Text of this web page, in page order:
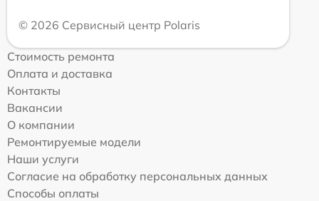
© 2026 Сервисный центр Polaris
Стоимость ремонта
Оплата и доставка
Контакты
Вакансии
О компании
Ремонтируемые модели
Наши услуги
Согласие на обработку персональных данных
Способы оплаты